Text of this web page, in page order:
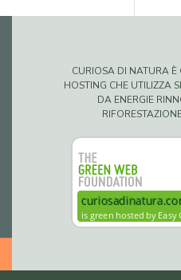
CURIOSA DI NATURA È
HOSTING CHE UTILIZZA
DA ENERGIE